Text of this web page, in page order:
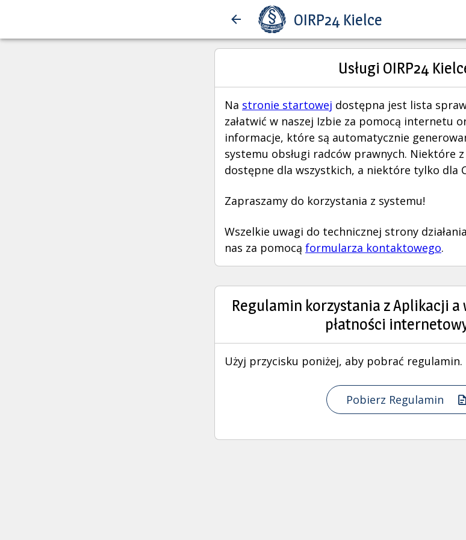
OIRP24 Kielce
Usługi OIRP24
Na stronie startowej dostępna jest lista
załatwić w naszej Izbie za pomocą internetu
informacje, które są automatycznie
systemu obsługi radców prawnych. Niektóre
dostępne dla wszystkich, a niektóre tylko dla
Zapraszamy do korzystania z systemu!
Wszelkie uwagi do technicznej strony
nas za pomocą formularza kontaktowego.
Regulamin korzystania z Aplikacji a
płatności
Użyj przycisku poniżej, aby pobrać regulamin.
Pobierz Regulamin